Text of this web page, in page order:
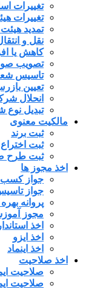
تغییرات
تغییرات
تمدید
نقل و
کاهش یا
تصویب
تاسیس
تعیین
انحلال
تبدیل
مالکیت معنوی
ثبت برند
ثبت اختراع
ثبت طرح
اخذ مجوز ها
جواز کسب
جواز
پروانه
مجوز
اخذ
اخذ ایزو
اخذ اینماد
اخذ صلاحیت
صلاحیت
صلاحیت